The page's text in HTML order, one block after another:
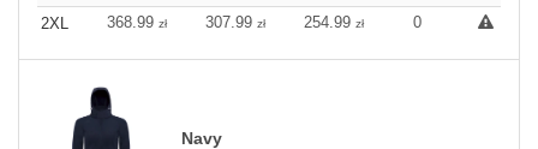
2XL
368.99 zł 307.99 zł 254.99 zł 0
Navy